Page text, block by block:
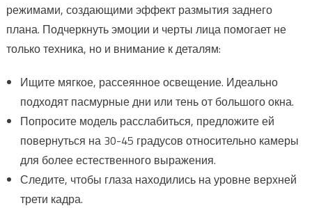
режимами, создающими эффект размытия заднего
плана. Подчеркнуть эмоции и черты лица помогает не
только техника, но и внимание к деталям:
Ищите мягкое, рассеянное освещение. Идеально
подходят пасмурные дни или тень от большого окна.
Попросите модель расслабиться, предложите ей
повернуться на 30-45 градусов относительно камеры
для более естественного выражения.
Следите, чтобы глаза находились на уровне верхней
трети кадра.